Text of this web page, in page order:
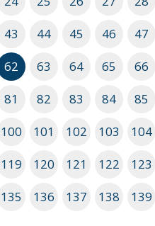
43 44 45 46 47
62 63 64 65 66
81 82 83 84 85
100 101 102 103 104
119 120 121 122 123
135 136 137 138 139